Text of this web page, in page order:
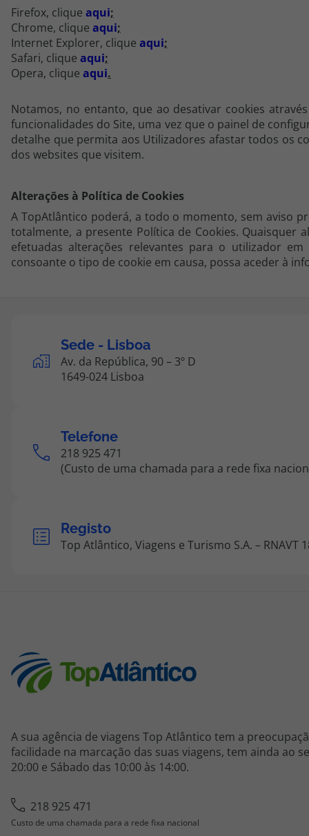
Firefox, clique aqui;
Chrome, clique aqui;
Internet Explorer, clique aqui;
Safari, clique aqui;
Opera, clique aqui.
Notamos, no entanto, que ao desativar cookies
funcionalidades do Site, uma vez que o painel de
detalhe que permita aos Utilizadores afastar todos os
dos websites que visitem.
Alterações à Política de Cookies
A TopAtlântico poderá, a todo o momento, sem aviso
totalmente, a presente Política de Cookies. Quaisquer
efetuadas alterações relevantes para o utilizador
consoante o tipo de cookie em causa, possa aceder à
Sede - Lisboa
Av. da República, 90 – 3º D
1649-024 Lisboa
Telefone
218 925 471
(Custo de uma chamada para a rede fixa
Registo
Top Atlântico, Viagens e Turismo S.A. – RNAVT
A sua agência de viagens Top Atlântico tem a
facilidade na marcação das suas viagens, tem ainda ao
20:00 e Sábado das 10:00 às 14:00.
218 925 471
Custo de uma chamada para a rede fixa nacional